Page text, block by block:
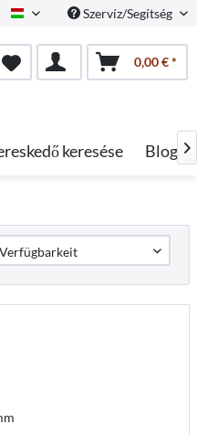
HungarianSzervíz/Segítség
0,00 € *
keresése Blog 